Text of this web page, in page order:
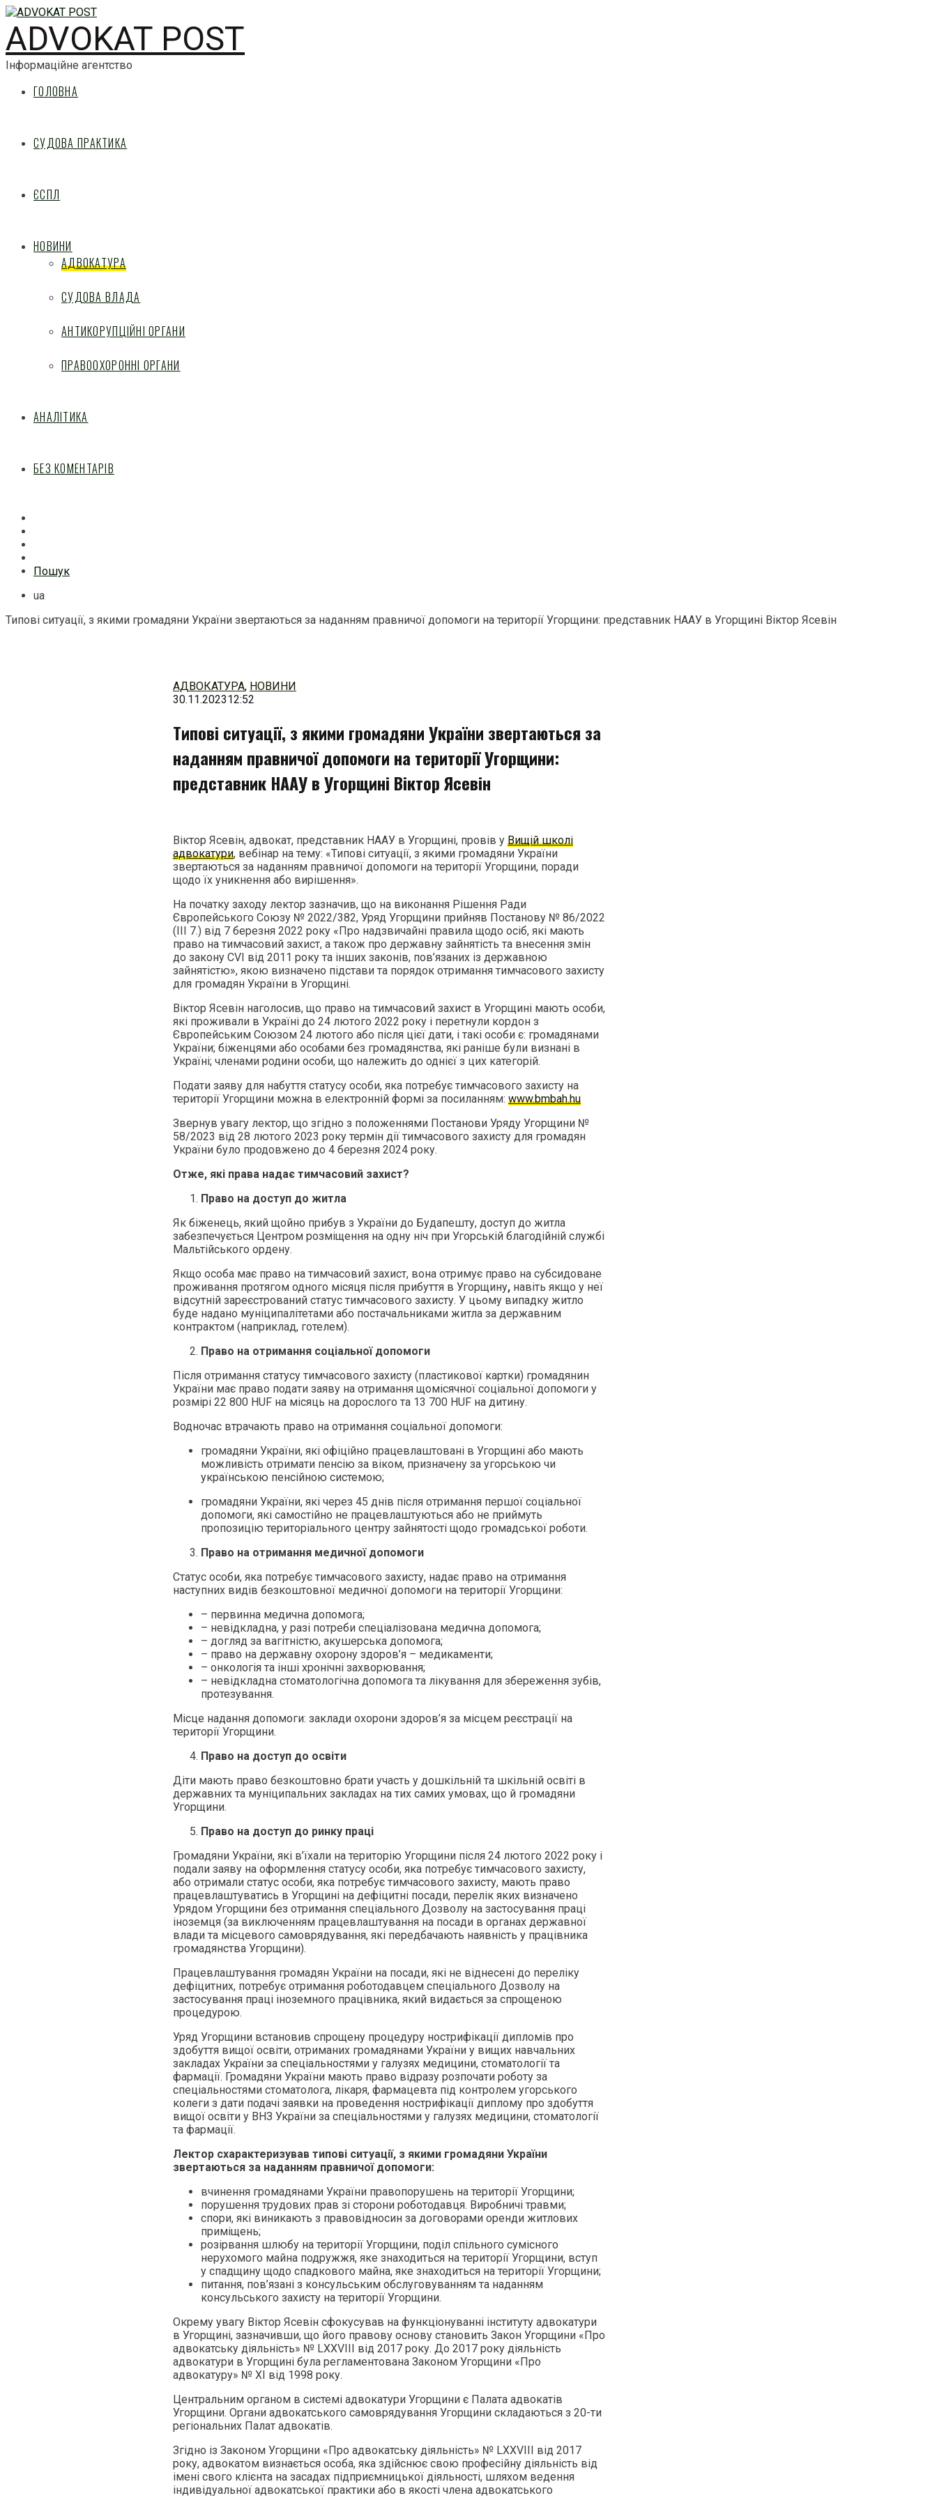
ADVOKAT POST
Інформаційне агентство
ГОЛОВНА
СУДОВА ПРАКТИКА
ЄСПЛ
НОВИНИ
АДВОКАТУРА
СУДОВА ВЛАДА
АНТИКОРУПЦІЙНІ ОРГАНИ
ПРАВООХОРОННІ ОРГАНИ
АНАЛІТИКА
БЕЗ КОМЕНТАРІВ
Пошук
ua
Типові ситуації, з якими громадяни України звертаються за наданням правничої допомоги на території Угорщини: представник НААУ в Угорщині Віктор Ясевін
АДВОКАТУРА, НОВИНИ
30.11.202312:52
Типові ситуації, з якими громадяни України звертаються за
наданням правничої допомоги на території Угорщини:
представник НААУ в Угорщині Віктор Ясевін
Віктор Ясевін, адвокат, представник НААУ в Угорщині, провів у Вищій школі
адвокатури, вебінар на тему: «Типові ситуації, з якими громадяни України
звертаються за наданням правничої допомоги на території Угорщини, поради
щодо їх уникнення або вирішення».
На початку заходу лектор зазначив, що на виконання Рішення Ради
Європейського Союзу № 2022/382, Уряд Угорщини прийняв Постанову № 86/2022
(ІІІ 7.) від 7 березня 2022 року «Про надзвичайні правила щодо осіб, які мають
право на тимчасовий захист, а також про державну зайнятість та внесення змін
до закону CVI від 2011 року та інших законів, пов’язаних із державною
зайнятістю», якою визначено підстави та порядок отримання тимчасового захисту
для громадян України в Угорщині.
Віктор Ясевін наголосив, що право на тимчасовий захист в Угорщині мають особи,
які проживали в Україні до 24 лютого 2022 року і перетнули кордон з
Європейським Союзом 24 лютого або після цієї дати, і такі особи є: громадянами
України; біженцями або особами без громадянства, які раніше були визнані в
Україні; членами родини особи, що належить до однієї з цих категорій.
Подати заяву для набуття статусу особи, яка потребує тимчасового захисту на
території Угорщини можна в електронній формі за посиланням: www.bmbah.hu
Звернув увагу лектор, що згідно з положеннями Постанови Уряду Угорщини №
58/2023 від 28 лютого 2023 року термін дії тимчасового захисту для громадян
України було продовжено до 4 березня 2024 року.
Отже, які права надає тимчасовий захист?
Право на доступ до житла
Як біженець, який щойно прибув з України до Будапешту, доступ до житла
забезпечується Центром розміщення на одну ніч при Угорській благодійній службі
Мальтійського ордену.
Якщо особа має право на тимчасовий захист, вона отримує право на субсидоване
проживання протягом одного місяця після прибуття в Угорщину, навіть якщо у неї
відсутній зареєстрований статус тимчасового захисту. У цьому випадку житло
буде надано муніципалітетами або постачальниками житла за державним
контрактом (наприклад, готелем).
Право на отримання соціальної допомоги
Після отримання статусу тимчасового захисту (пластикової картки) громадянин
України має право подати заяву на отримання щомісячної соціальної допомоги у
розмірі 22 800 HUF на місяць на дорослого та 13 700 HUF на дитину.
Водночас втрачають право на отримання соціальної допомоги:
громадяни України, які офіційно працевлаштовані в Угорщині або мають
можливість отримати пенсію за віком, призначену за угорською чи
українською пенсійною системою;
громадяни України, які через 45 днів після отримання першої соціальної
допомоги, які самостійно не працевлаштуються або не приймуть
пропозицію територіального центру зайнятості щодо громадської роботи.
Право на отримання медичної допомоги
Статус особи, яка потребує тимчасового захисту, надає право на отримання
наступних видів безкоштовної медичної допомоги на території Угорщини:
– первинна медична допомога;
– невідкладна, у разі потреби спеціалізована медична допомога;
– догляд за вагітністю, акушерська допомога;
– право на державну охорону здоров’я – медикаменти;
– онкологія та інші хронічні захворювання;
– невідкладна стоматологічна допомога та лікування для збереження зубів,
протезування.
Місце надання допомоги: заклади охорони здоров’я за місцем реєстрації на
території Угорщини.
Право на доступ до освіти
Діти мають право безкоштовно брати участь у дошкільній та шкільній освіті в
державних та муніципальних закладах на тих самих умовах, що й громадяни
Угорщини.
Право на доступ до ринку праці
Громадяни України, які в’їхали на територію Угорщини після 24 лютого 2022 року і
подали заяву на оформлення статусу особи, яка потребує тимчасового захисту,
або отримали статус особи, яка потребує тимчасового захисту, мають право
працевлаштуватись в Угорщині на дефіцитні посади, перелік яких визначено
Урядом Угорщини без отримання спеціального Дозволу на застосування праці
іноземця (за виключенням працевлаштування на посади в органах державної
влади та місцевого самоврядування, які передбачають наявність у працівника
громадянства Угорщини).
Працевлаштування громадян України на посади, які не віднесені до переліку
дефіцитних, потребує отримання роботодавцем спеціального Дозволу на
застосування праці іноземного працівника, який видається за спрощеною
процедурою.
Уряд Угорщини встановив спрощену процедуру нострифікації дипломів про
здобуття вищої освіти, отриманих громадянами України у вищих навчальних
закладах України за спеціальностями у галузях медицини, стоматології та
фармації. Громадяни України мають право відразу розпочати роботу за
спеціальностями стоматолога, лікаря, фармацевта під контролем угорського
колеги з дати подачі заявки на проведення нострифікації диплому про здобуття
вищої освіти у ВНЗ України за спеціальностями у галузях медицини, стоматології
та фармації.
Лектор схарактеризував типові ситуації, з якими громадяни України
звертаються за наданням правничої допомоги:
вчинення громадянами України правопорушень на території Угорщини;
порушення трудових прав зі сторони роботодавця. Виробничі травми;
спори, які виникають з правовідносин за договорами оренди житлових
приміщень;
розірвання шлюбу на території Угорщини, поділ спільного сумісного
нерухомого майна подружжя, яке знаходиться на території Угорщини, вступ
у спадщину щодо спадкового майна, яке знаходиться на території Угорщини;
питання, пов’язані з консульським обслуговуванням та наданням
консульського захисту на території Угорщини.
Окрему увагу Віктор Ясевін сфокусував на функціонуванні інституту адвокатури
в Угорщині, зазначивши, що його правову основу становить Закон Угорщини «Про
адвокатську діяльність» № LXXVIII від 2017 року. До 2017 року діяльність
адвокатури в Угорщині була регламентована Законом Угорщини «Про
адвокатуру» № XI від 1998 року.
Центральним органом в системі адвокатури Угорщини є Палата адвокатів
Угорщини. Органи адвокатського самоврядування Угорщини складаються з 20-ти
регіональних Палат адвокатів.
Згідно із Законом Угорщини «Про адвокатську діяльність» № LXXVIII від 2017
року, адвокатом визнається особа, яка здійснює свою професійну діяльність від
імені свого клієнта на засадах підприємницької діяльності, шляхом ведення
індивідуальної адвокатської практики або в якості члена адвокатського